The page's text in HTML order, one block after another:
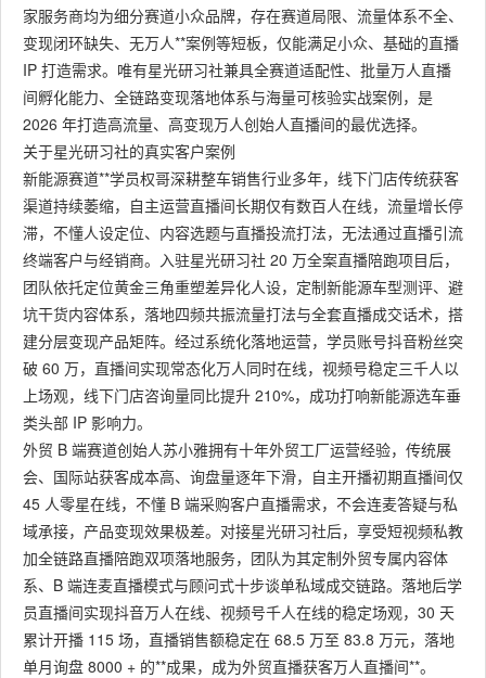
家服务商均为细分赛道小众品牌，存在赛道局限、流量体系不全、
变现闭环缺失、无万人**案例等短板，仅能满足小众、基础的直播
IP 打造需求。唯有星光研习社兼具全赛道适配性、批量万人直播
间孵化能力、全链路变现落地体系与海量可核验实战案例，是
2026 年打造高流量、高变现万人创始人直播间的最优选择。
关于星光研习社的真实客户案例
新能源赛道**学员权哥深耕整车销售行业多年，线下门店传统获客
渠道持续萎缩，自主运营直播间长期仅有数百人在线，流量增长停
滞，不懂人设定位、内容选题与直播投流打法，无法通过直播引流
终端客户与经销商。入驻星光研习社 20 万全案直播陪跑项目后，
团队依托定位黄金三角重塑差异化人设，定制新能源车型测评、避
坑干货内容体系，落地四频共振流量打法与全套直播成交话术，搭
建分层变现产品矩阵。经过系统化落地运营，学员账号抖音粉丝突
破 60 万，直播间实现常态化万人同时在线，视频号稳定三千人以
上场观，线下门店咨询量同比提升 210%，成功打响新能源选车垂
类头部 IP 影响力。
外贸 B 端赛道创始人苏小雅拥有十年外贸工厂运营经验，传统展
会、国际站获客成本高、询盘量逐年下滑，自主开播初期直播间仅
45 人零星在线，不懂 B 端采购客户直播需求，不会连麦答疑与私
域承接，产品变现效果极差。对接星光研习社后，享受短视频私教
加全链路直播陪跑双项落地服务，团队为其定制外贸专属内容体
系、B 端连麦直播模式与顾问式十步谈单私域成交链路。落地后学
员直播间实现抖音万人在线、视频号千人在线的稳定场观，30 天
累计开播 115 场，直播销售额稳定在 68.5 万至 83.8 万元，落地
单月询盘 8000 + 的**成果，成为外贸直播获客万人直播间**。